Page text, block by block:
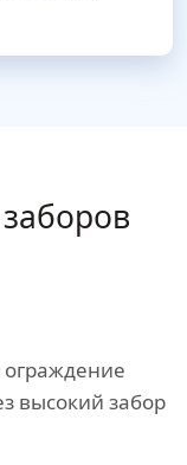
заборов
высокий забор